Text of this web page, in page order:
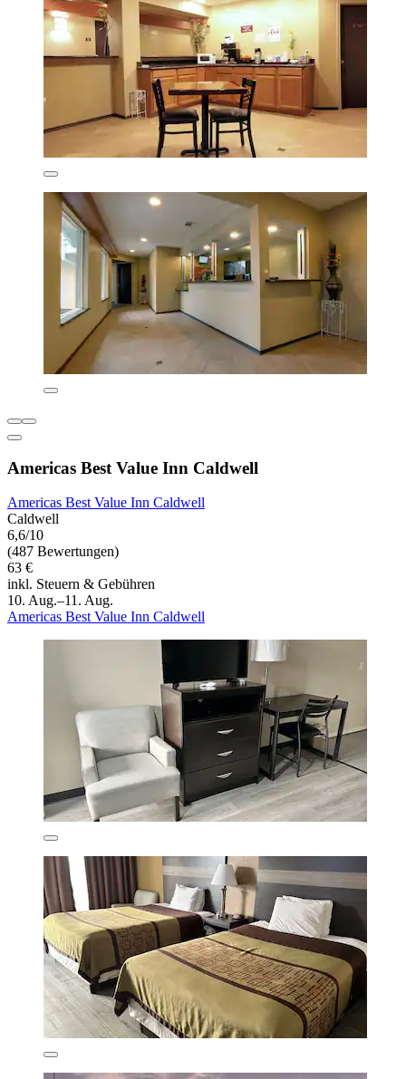
Americas Best Value Inn Caldwell
Americas Best Value Inn Caldwell
Caldwell
6,6/10
(487 Bewertungen)
63 €
inkl. Steuern & Gebühren
10. Aug.–11. Aug.
Americas Best Value Inn Caldwell